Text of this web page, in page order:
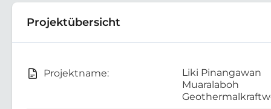
Projektübersicht
Projektname:
Liki Pinangawan
Muaralaboh